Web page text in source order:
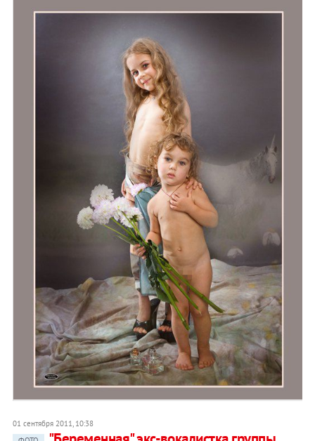
01 сентября 2011, 10:38